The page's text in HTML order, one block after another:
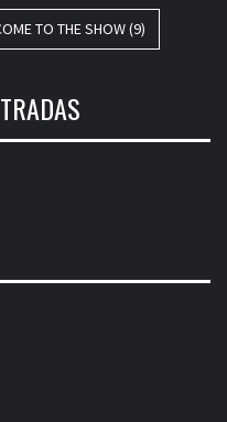
TO THE SHOW(9)